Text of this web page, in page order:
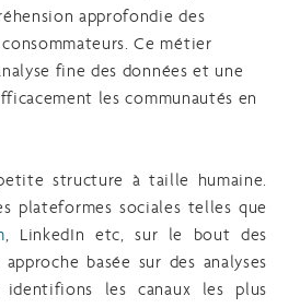
approfondie des
Ce métier
fine des données et une
les communautés en
structure à taille humaine.
plateformes sociales telles que
, LinkedIn etc, sur le bout des
basée sur des analyses
identifions les canaux les plus